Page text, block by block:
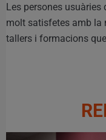
Les persones usuàries
molt satisfetes amb la
tallers i formacions